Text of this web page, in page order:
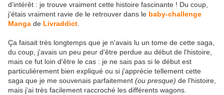
d'intérêt : je trouve vraiment cette histoire fascinante ! Du coup,
j'étais vraiment ravie de le retrouver dans le baby-challenge
Manga de Livraddict
Ça faisait très longtemps que je n'avais lu un tome de cette saga,
du coup, j'avais un peu peur d'être perdue au début de l'histoire,
mais ce fut loin d'être le cas : je ne sais pas si le début est
particulièrement bien expliqué ou si j'apprécie tellement cette
saga que je me souvenais parfaitement (ou presque) de l'histoire,
mais j'ai très facilement raccroché les différents wagons.